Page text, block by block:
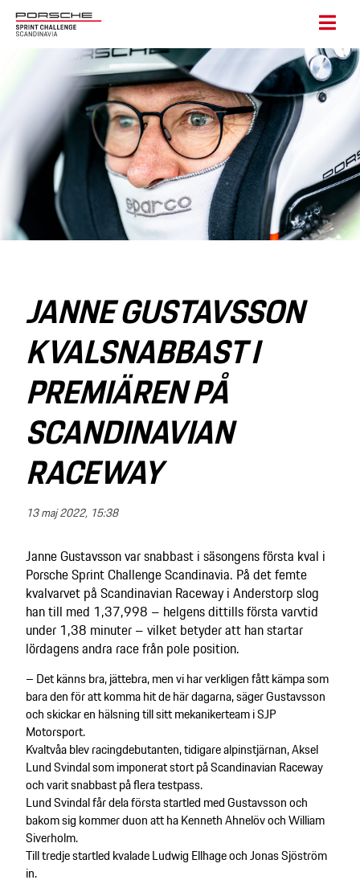
JANNE GUSTAVSSON
KVALSNABBAST I
PREMIÄREN PÅ
SCANDINAVIAN
RACEWAY
13 maj 2022, 15:38
Janne Gustavsson var snabbast i säsongens första kval i
Porsche Sprint Challenge Scandinavia. På det femte
kvalvarvet på Scandinavian Raceway i Anderstorp slog
han till med 1,37,998 – helgens dittills första varvtid
under 1,38 minuter – vilket betyder att han startar
lördagens andra race från pole position.
– Det känns bra, jättebra, men vi har verkligen fått kämpa som
bara den för att komma hit de här dagarna, säger Gustavsson
och skickar en hälsning till sitt mekanikerteam i SJP
Motorsport.
Kvaltvåa blev racingdebutanten, tidigare alpinstjärnan, Aksel
Lund Svindal som imponerat stort på Scandinavian Raceway
och varit snabbast på flera testpass.
Lund Svindal får dela första startled med Gustavsson och
bakom sig kommer duon att ha Kenneth Ahnelöv och William
Siverholm.
Till tredje startled kvalade Ludwig Ellhage och Jonas Sjöström
in.